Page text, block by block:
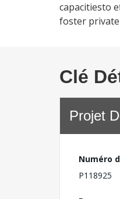
capacitiesto
foster
Clé
Projet
Numéro
P118925